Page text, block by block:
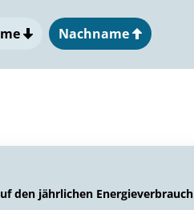
Nachname
den jährlichen Energieverbrauch